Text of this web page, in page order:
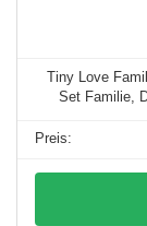
Tiny Love
Set Familie,